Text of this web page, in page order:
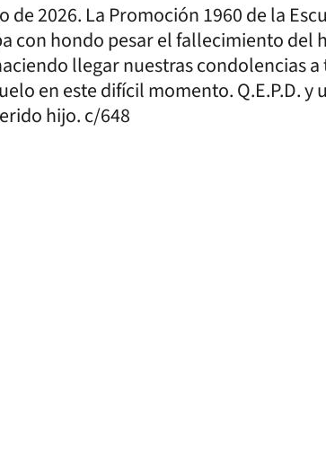
de 2026. La Promoción 1960 de la
con hondo pesar el fallecimiento del
llegar nuestras condolencias
en este difícil momento. Q.E.P.D.
hijo. c/648